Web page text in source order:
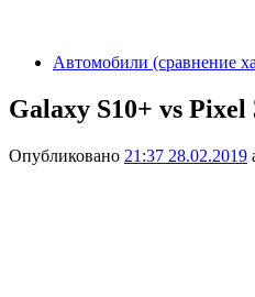
Автомобили (сравнение
Galaxy S10+ vs Pixel
Опубликовано 21:37 28.02.2019